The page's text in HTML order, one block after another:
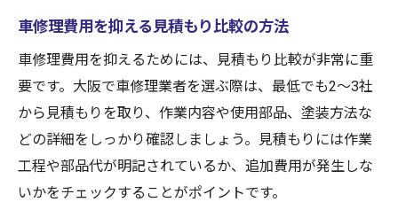
車修理費用を抑える見積もり比較の方法
車修理費用を抑えるためには、見積もり比較が非常に重
要です。大阪で車修理業者を選ぶ際は、最低でも2～3社
から見積もりを取り、作業内容や使用部品、塗装方法な
どの詳細をしっかり確認しましょう。見積もりには作業
工程や部品代が明記されているか、追加費用が発生しな
いかをチェックすることがポイントです。